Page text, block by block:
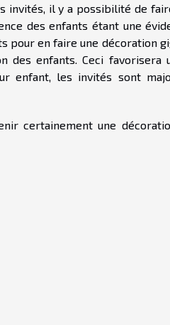
invités, il y a possibilité de
des enfants étant une
en faire une décoration
des enfants. Ceci favorisera
enfant, les invités sont
certainement une